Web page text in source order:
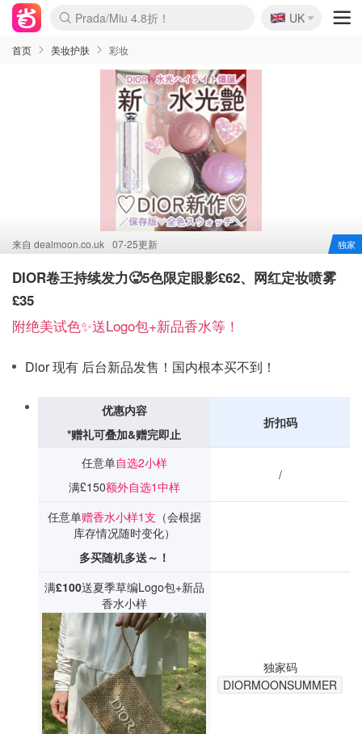
麦卢卡蜂蜜夏促！个位数！
Prada/Miu 4.8折！
啥？必胜客披萨5折！ 🇬🇧
UK
首页 美妆护肤 彩妆
来自 dealmoon.co.uk 07-25更新 独家
DIOR卷王持续发力🥵5色限定眼影£62、网红定妆喷雾
£35
附绝美试色✨送Logo包+新品香水等！
Dior 现有 后台新品发售！国内根本买不到！
优惠内容
*赠礼可叠加&赠完即止
折扣码
任意单自选2小样
满£150额外自选1中样
/
任意单赠香水小样1支 （会根据
库存情况随时变化）
多买随机多送～！
满£100送夏季草编Logo包+新品
香水小样
独家码
DIORMOONSUMMER